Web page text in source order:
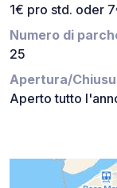
1€ pro std. oder
Numero di
25
Apertura/
Aperto tutto